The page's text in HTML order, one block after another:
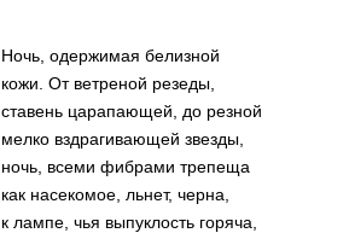
Ночь, одержимая белизной
кожи. От ветреной резеды,
ставень царапающей, до резной
мелко вздрагивающей звезды,
ночь, всеми фибрами трепеща
как насекомое, льнет, черна,
к лампе, чья выпуклость горяча,